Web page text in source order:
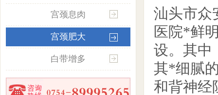
宫颈息肉
宫颈肥大
白带增多
汕头市众
医院*鲜
设。其中
其*细腻
和背神经